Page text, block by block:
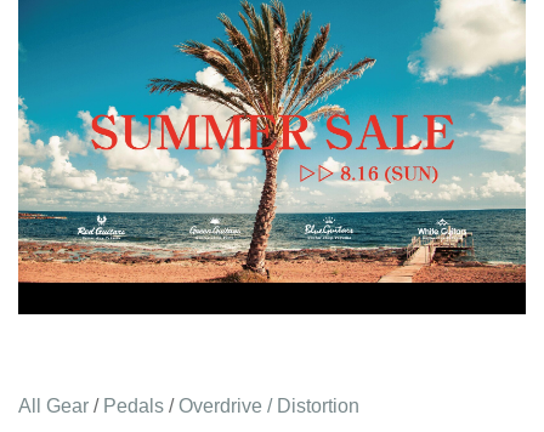
All Gear / Pedals /Overdrive / Distortion